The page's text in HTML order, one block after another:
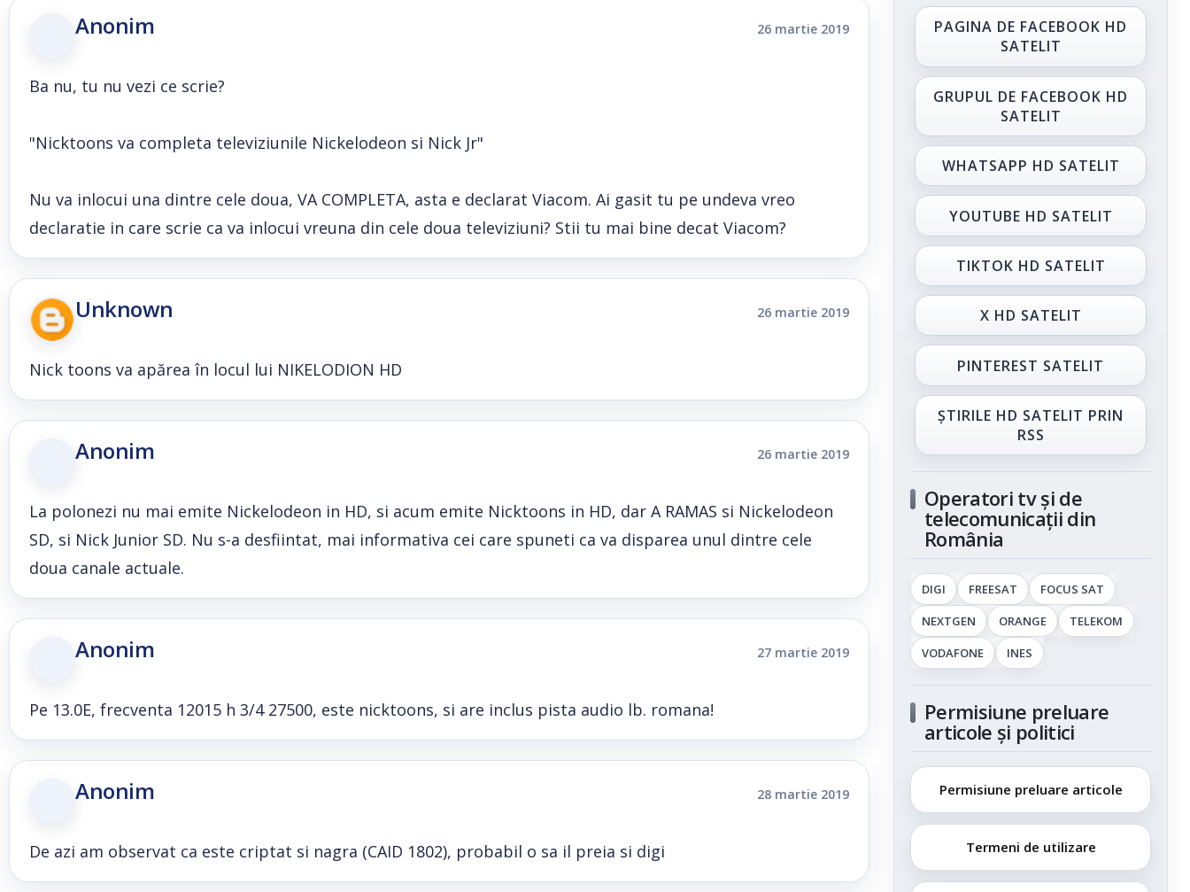
Anonim 26 martie 2019
Ba nu, tu nu vezi ce scrie?
"Nicktoons va completa televiziunile Nickelodeon si Nick Jr"
Nu va inlocui una dintre cele doua, VA COMPLETA, asta e declarat Viacom. Ai gasit tu pe undeva vreo
declaratie in care scrie ca va inlocui vreuna din cele doua televiziuni? Stii tu mai bine decat Viacom?
Unknown 26 martie 2019
Nick toons va apărea în locul lui NIKELODION HD
Anonim 26 martie 2019
La polonezi nu mai emite Nickelodeon in HD, si acum emite Nicktoons in HD, dar A RAMAS si Nickelodeon
SD, si Nick Junior SD. Nu s-a desfiintat, mai informativa cei care spuneti ca va disparea unul dintre cele
doua canale actuale.
Anonim 27 martie 2019
Pe 13.0E, frecventa 12015 h 3/4 27500, este nicktoons, si are inclus pista audio lb. romana!
Anonim 28 martie 2019
De azi am observat ca este criptat si nagra (CAID 1802), probabil o sa il preia si digi
PAGINA DE FACEBOOK HD
SATELIT
GRUPUL DE FACEBOOK HD
SATELIT
WHATSAPP HD SATELIT
YOUTUBE HD SATELIT
TIKTOK HD SATELIT
X HD SATELIT
PINTEREST SATELIT
ȘTIRILE HD SATELIT PRIN
RSS
Operatori tv și de
telecomunicații din
România
DIGI FREESAT
FOCUS SAT
NEXTGEN
ORANGE
TELEKOM
VODAFONE
INES
Permisiune preluare
articole și politici
Permisiune preluare articole
Termeni de utilizare